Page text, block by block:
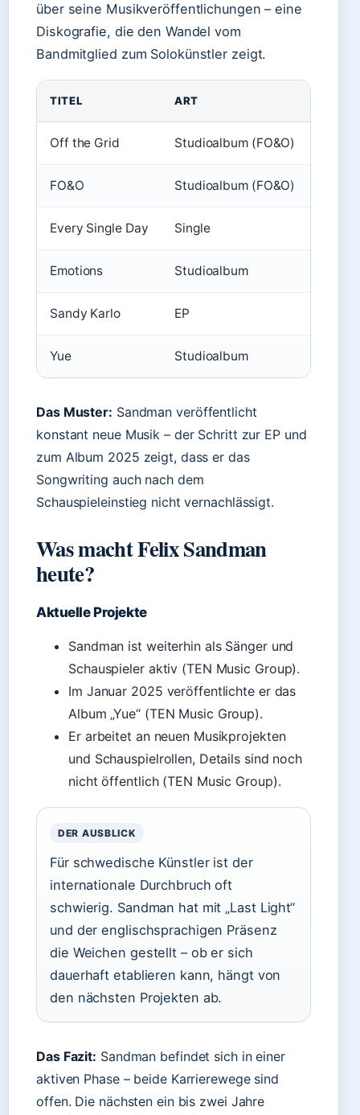
über seine Musikveröffentlichungen – eine
Diskografie, die den Wandel vom
Bandmitglied zum Solokünstler zeigt.
TITEL ART
Off the Grid Studioalbum (FO&O)
FO&O Studioalbum (FO&O)
Every Single Day Single
Emotions Studioalbum
Sandy Karlo EP
Yue Studioalbum
Das Muster: Sandman veröffentlicht
konstant neue Musik – der Schritt zur EP und
zum Album 2025 zeigt, dass er das
Songwriting auch nach dem
Schauspieleinstieg nicht vernachlässigt.
Was macht Felix Sandman
heute?
Aktuelle Projekte
Sandman ist weiterhin als Sänger und
Schauspieler aktiv (TEN Music Group).
Im Januar 2025 veröffentlichte er das
Album „Yue“ (TEN Music Group).
Er arbeitet an neuen Musikprojekten
und Schauspielrollen, Details sind noch
nicht öffentlich (TEN Music Group).
DER AUSBLICK
Für schwedische Künstler ist der
internationale Durchbruch oft
schwierig. Sandman hat mit „Last Light“
und der englischsprachigen Präsenz
die Weichen gestellt – ob er sich
dauerhaft etablieren kann, hängt von
den nächsten Projekten ab.
Das Fazit: Sandman befindet sich in einer
aktiven Phase – beide Karrierewege sind
offen. Die nächsten ein bis zwei Jahre